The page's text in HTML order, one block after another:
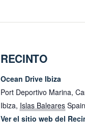
RECINTO
Ocean Drive Ibiza
Port Deportivo Marina,
Ibiza, Islas Baleares Spain
Ver el sitio web del